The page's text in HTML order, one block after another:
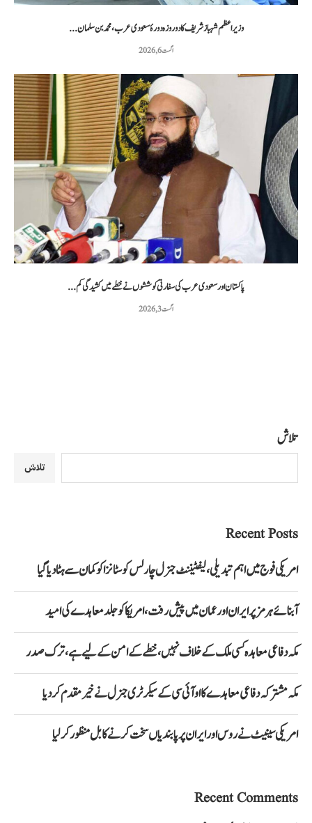
وزیراعظم شہباز شریف کا دو روزہ دورۂ سعودی عرب، محمد بن سلمان...
اگست 6, 2026
پاکستان اور سعودی عرب کی سفارتی کوششوں نے خطے میں کشیدگی کم...
اگست 3, 2026
تلاش
تلاش
Recent Posts
امریکی فوج میں اہم تبدیلی، لیفٹیننٹ جنرل چارلس کوسٹانزا کو کمان سے ہٹا دیا گیا
آبنائے ہرمز پر ایران اور عمان میں پیش رفت، امریکا کو جلد معاہدے کی امید
مکہ دفاعی معاہدہ کسی ملک کے خلاف نہیں، خطے کے امن کے لیے ہے، ترک صدر
مکہ مشترکہ دفاعی معاہدے کا او آئی سی کے سیکرٹری جنرل نے خیرمقدم کردیا
امریکی سینیٹ نے روس اور ایران پر پابندیاں سخت کرنے کا بل منظور کرلیا
Recent Comments